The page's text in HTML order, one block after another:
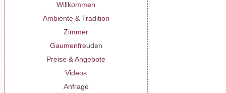
Willkommen
Ambiente & Tradition
Zimmer
Gaumenfreuden
Preise & Angebote
Videos
Anfrage